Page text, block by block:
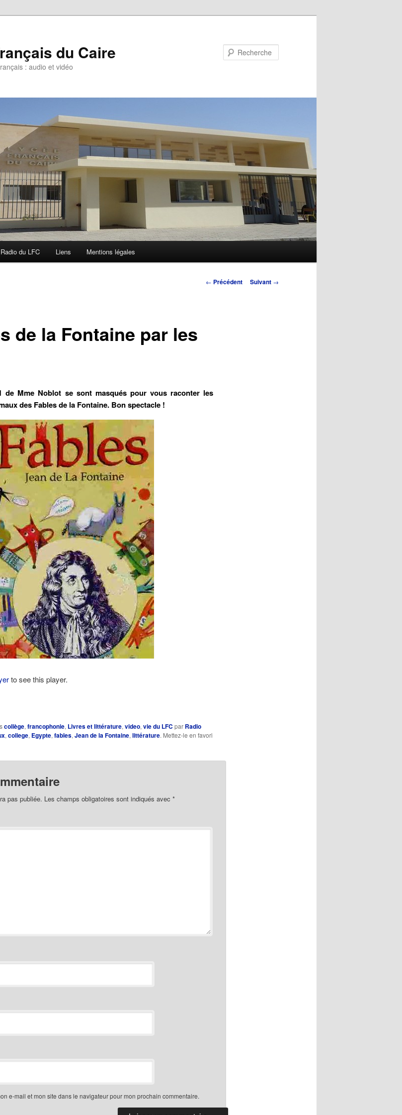
du Caire
: audio et vidéo
du LFC Liens Mentions légales
Navigation
← Précédent Suivant →
de la Fontaine par les
de Mme Noblot se sont masqués pour vous raconter les
des Fables de la Fontaine. Bon spectacle !
to see this player.
collège, francophonie, Livres et littérature, video, vie du LFC par Radio
, college, Egypte, fables, Jean de la Fontaine, littérature. Mettez-le en favori
pas publiée. Les champs obligatoires sont indiqués avec *
e-mail et mon site dans le navigateur pour mon prochain commentaire.